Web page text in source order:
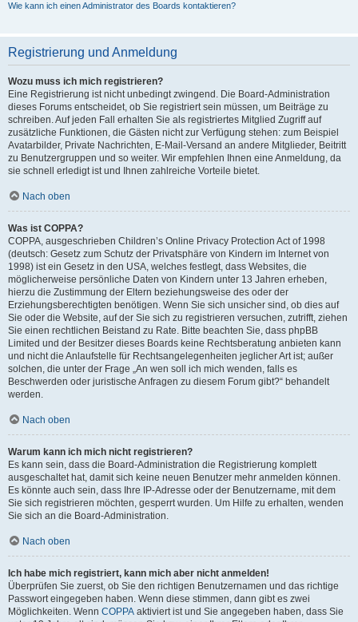
Wie kann ich einen Administrator des Boards kontaktieren?
Registrierung und Anmeldung
Wozu muss ich mich registrieren?
Eine Registrierung ist nicht unbedingt zwingend. Die Board-Administration
dieses Forums entscheidet, ob Sie registriert sein müssen, um Beiträge zu
schreiben. Auf jeden Fall erhalten Sie als registriertes Mitglied Zugriff auf
zusätzliche Funktionen, die Gästen nicht zur Verfügung stehen: zum Beispiel
Avatarbilder, Private Nachrichten, E-Mail-Versand an andere Mitglieder, Beitritt
zu Benutzergruppen und so weiter. Wir empfehlen Ihnen eine Anmeldung, da
sie schnell erledigt ist und Ihnen zahlreiche Vorteile bietet.
Nach oben
Was ist COPPA?
COPPA, ausgeschrieben Children’s Online Privacy Protection Act of 1998
(deutsch: Gesetz zum Schutz der Privatsphäre von Kindern im Internet von
1998) ist ein Gesetz in den USA, welches festlegt, dass Websites, die
möglicherweise persönliche Daten von Kindern unter 13 Jahren erheben,
hierzu die Zustimmung der Eltern beziehungsweise des oder der
Erziehungsberechtigten benötigen. Wenn Sie sich unsicher sind, ob dies auf
Sie oder die Website, auf der Sie sich zu registrieren versuchen, zutrifft, ziehen
Sie einen rechtlichen Beistand zu Rate. Bitte beachten Sie, dass phpBB
Limited und der Besitzer dieses Boards keine Rechtsberatung anbieten kann
und nicht die Anlaufstelle für Rechtsangelegenheiten jeglicher Art ist; außer
solchen, die unter der Frage „An wen soll ich mich wenden, falls es
Beschwerden oder juristische Anfragen zu diesem Forum gibt?“ behandelt
werden.
Nach oben
Warum kann ich mich nicht registrieren?
Es kann sein, dass die Board-Administration die Registrierung komplett
ausgeschaltet hat, damit sich keine neuen Benutzer mehr anmelden können.
Es könnte auch sein, dass Ihre IP-Adresse oder der Benutzername, mit dem
Sie sich registrieren möchten, gesperrt wurden. Um Hilfe zu erhalten, wenden
Sie sich an die Board-Administration.
Nach oben
Ich habe mich registriert, kann mich aber nicht anmelden!
Überprüfen Sie zuerst, ob Sie den richtigen Benutzernamen und das richtige
Passwort eingegeben haben. Wenn diese stimmen, dann gibt es zwei
Möglichkeiten. Wenn COPPA aktiviert ist und Sie angegeben haben, dass Sie